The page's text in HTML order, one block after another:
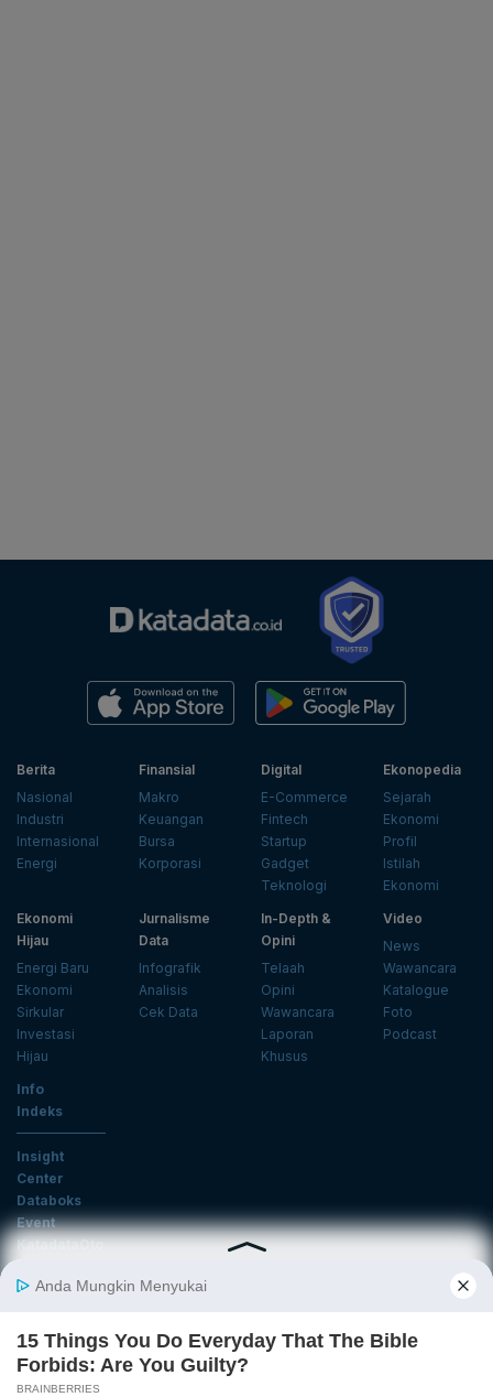
Berita
Nasional
Industri
Internasional
Energi
Finansial
Makro
Keuangan
Bursa
Korporasi
Digital
E-Commerce
Fintech
Startup
Gadget
Teknologi
Ekonopedia
Sejarah
Ekonomi
Profil
Istilah
Ekonomi
Ekonomi
Hijau
Energi Baru
Ekonomi
Sirkular
Investasi
Hijau
Jurnalisme
Data
Infografik
Analisis
Cek Data
In-Depth &
Opini
Telaah
Opini
Wawancara
Laporan
Khusus
Video
News
Wawancara
Katalogue
Foto
Podcast
Info
Indeks
Insight
Center
Databoks
Event
KatadataOto
Email
Daftar